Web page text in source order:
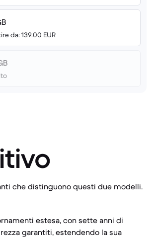
da: 139.00 EUR
che distinguono questi due modelli.
estesa, con sette anni di
garantiti, estendendo la sua